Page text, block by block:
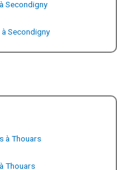
Secondigny
Secondigny
à Thouars
Thouars